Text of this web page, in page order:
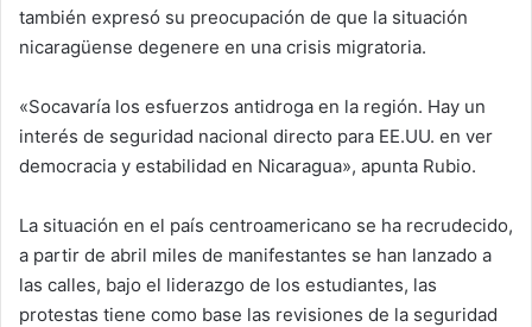
también expresó su preocupación de que la situación
nicaragüense degenere en una crisis migratoria.
«Socavaría los esfuerzos antidroga en la región. Hay un
interés de seguridad nacional directo para EE.UU. en ver
democracia y estabilidad en Nicaragua», apunta Rubio.
La situación en el país centroamericano se ha recrudecido,
a partir de abril miles de manifestantes se han lanzado a
las calles, bajo el liderazgo de los estudiantes, las
protestas tiene como base las revisiones de la seguridad